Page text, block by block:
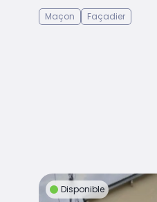
Maçon Façadier
Disponible